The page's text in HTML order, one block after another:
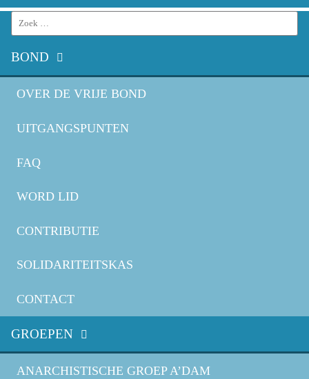
Search
for:
BOND
OVER DE VRIJE BOND
UITGANGSPUNTEN
FAQ
WORD LID
CONTRIBUTIE
SOLIDARITEITSKAS
CONTACT
GROEPEN
ANARCHISTISCHE GROEP A’DAM